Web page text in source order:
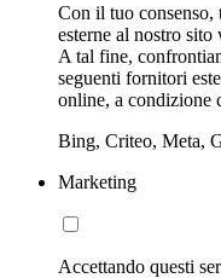
Con il tuo consenso,
esterne al nostro
A tal fine,
seguenti fornitori
online, a condizione
Bing, Criteo, Meta,
Marketing
Accettando questi